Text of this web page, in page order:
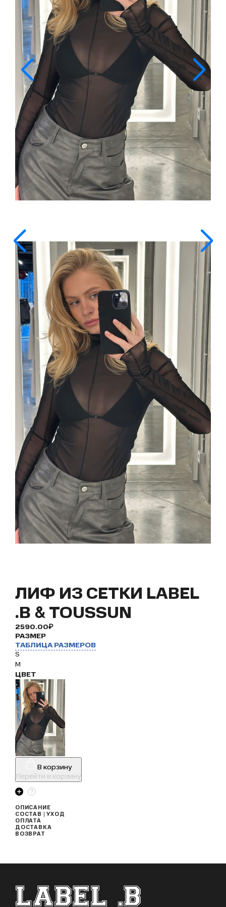
ЛИФ ИЗ СЕТКИ LABEL
.B & TOUSSUN
2590.00₽
РАЗМЕР
ТАБЛИЦА РАЗМЕРОВ
S
M
ЦВЕТ
В корзину
Перейти в корзину
ОПИСАНИЕ
СОСТАВ | УХОД
ОПЛАТА
ДОСТАВКА
ВОЗВРАТ
ФУТЕР САЙТА